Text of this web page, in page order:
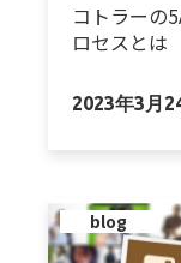
コトラーの
ロセスとは
2023年3月
blog